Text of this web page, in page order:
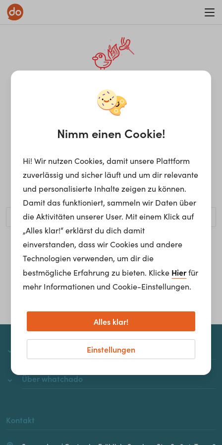
¡Ay, caramba! Seite nicht
gefunden.
Ups, die gewünschte Seite kann nicht gefunden werden.
Möchtest du nach einem bestimmten Begriff suchen?
Homepage
Über whatchado
Kontakt
Nimm einen Cookie!
Hi! Wir nutzen Cookies, damit unsere Plattform
zuverlässig und sicher läuft und um dir relevante
und personalisierte Inhalte zeigen zu können.
Damit das funktioniert, sammeln wir Daten über
die Aktivitäten unserer User. Mit einem Klick auf
„Alles klar!“ erklärst du dich damit
einverstanden, dass wir Cookies und andere
Technologien verwenden, um dir die
bestmögliche Erfahrung zu bieten. Klicke Hierfür
mehr Informationen und Cookie-Einstellungen.
Einstellungen
Alles klar!